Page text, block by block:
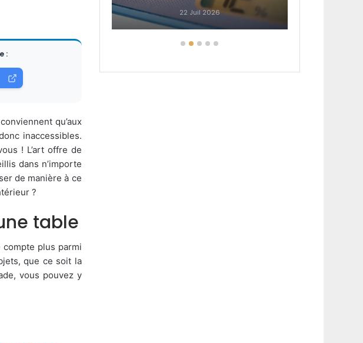
:
qu’aux
inaccessibles.
! L’art offre de
dans n’importe
de manière à ce
?
table
compte plus parmi
que ce soit la
vous pouvez y
22 Juil 2026